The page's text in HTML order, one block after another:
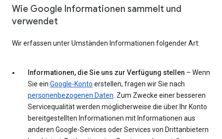
Wie Google Informationen sammelt und
verwendet
Wir erfassen unter Umständen Informationen folgender Art:
Informationen, die Sie uns zur Verfügung stellen – Wenn
Sie ein Google-Konto erstellen, fragen wir Sie nach
personenbezogenen Daten . Zum Zwecke einer besseren
Servicequalität werden möglicherweise die über Ihr Konto
bereitgestellten Informationen mit Informationen aus
anderen Google-Services oder Services von Drittanbietern